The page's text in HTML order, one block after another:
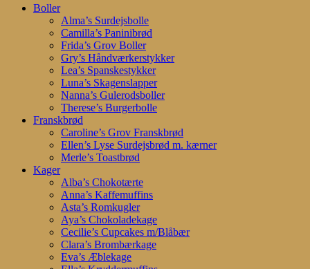
Close
Boller
Alma’s Surdejsbolle
Camilla’s Paninibrød
Frida’s Grov Boller
Gry’s Håndværkerstykker
Lea’s Spanskestykker
Luna’s Skagenslapper
Nanna’s Gulerodsboller
Therese’s Burgerbolle
Franskbrød
Caroline’s Grov Franskbrød
Ellen’s Lyse Surdejsbrød m. kærner
Merle’s Toastbrød
Kager
Alba’s Chokotærte
Anna’s Kaffemuffins
Asta’s Romkugler
Aya’s Chokoladekage
Cecilie’s Cupcakes m/Blåbær
Clara’s Brombærkage
Eva’s Æblekage